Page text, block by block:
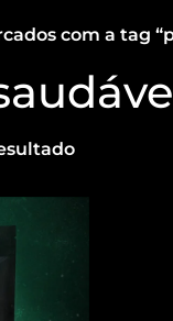
com a tag